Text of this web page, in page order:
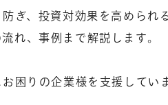
ぎ、投資対効果を高められ
れ、事例まで解説します。
困りの企業様を支援してい